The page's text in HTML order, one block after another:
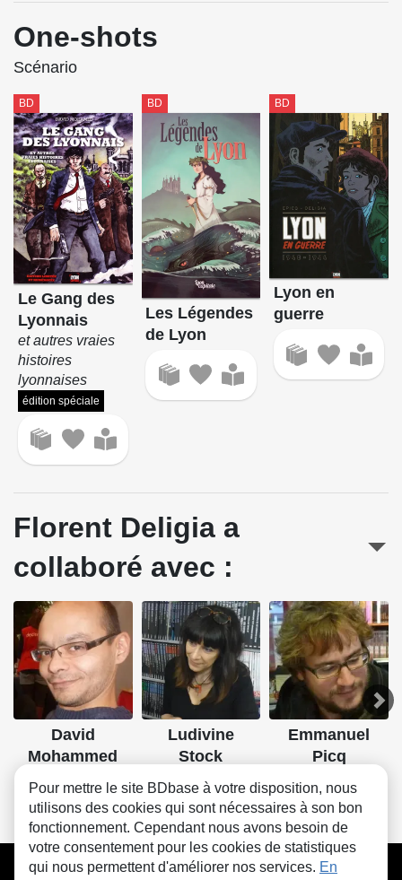
One-shots
Scénario
BD
Le Gang des
Lyonnais
et autres vraies
histoires
lyonnaises
édition spéciale
BD
Les Légendes
de Lyon
BD
Lyon en
guerre
Florent Deligia a
collaboré avec :
David
Mohammed
Ludivine
Stock
Emmanuel
Picq
CGU FAQ Contact Cookies
Pour mettre le site BDbase à votre disposition, nous
utilisons des cookies qui sont nécessaires à son bon
fonctionnement. Cependant nous avons besoin de
votre consentement pour les cookies de statistiques
qui nous permettent d'améliorer nos services. En